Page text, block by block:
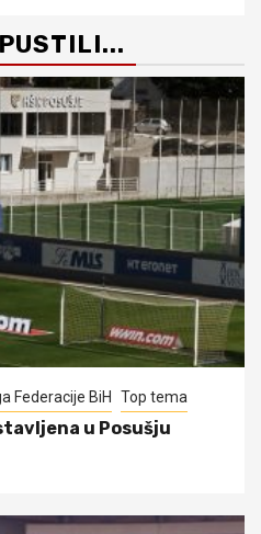
Federacije BiH Top tema
u Posušju